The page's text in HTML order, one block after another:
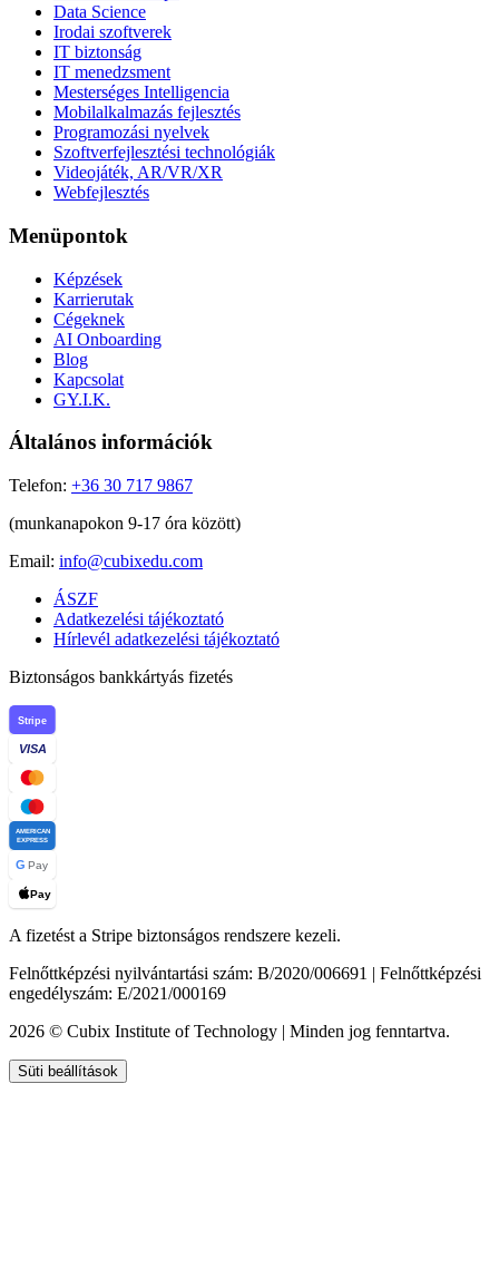
Data Science
Irodai szoftverek
IT biztonság
IT menedzsment
Mesterséges Intelligencia
Mobilalkalmazás fejlesztés
Programozási nyelvek
Szoftverfejlesztési technológiák
Videojáték, AR/VR/XR
Webfejlesztés
Menüpontok
Képzések
Karrierutak
Cégeknek
AI Onboarding
Blog
Kapcsolat
GY.I.K.
Általános információk
Telefon: +36 30 717 9867
(munkanapokon 9-17 óra között)
Email: info@cubixedu.com
ÁSZF
Adatkezelési tájékoztató
Hírlevél adatkezelési tájékoztató
Biztonságos bankkártyás fizetés
Stripe
VISA
AMERICAN
EXPRESS
G Pay
Pay
A fizetést a Stripe biztonságos rendszere kezeli.
Felnőttképzési nyilvántartási szám: B/2020/006691 | Felnőttképzési
engedélyszám: E/2021/000169
2026 © Cubix Institute of Technology | Minden jog fenntartva.
Süti beállítások